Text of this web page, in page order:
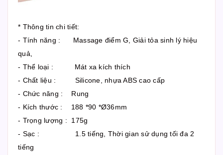
* Thông tin chi tiết:
- Tính năng : Massage điểm G, Giải tỏa sinh lý hiệu
quả,
- Thể loại : Mát xa kích thích
- Chất liệu : Silicone, nhựa ABS cao cấp
- Chức năng : Rung
- Kích thước : 188 *90 *Ø36mm
- Trọng lượng : 175g
- Sạc : 1.5 tiếng, Thời gian sử dụng tối đa 2
tiếng